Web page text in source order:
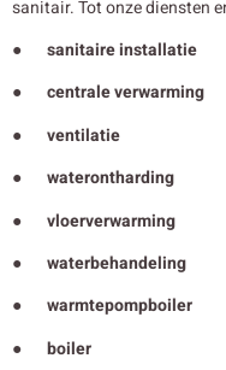
sanitair. Tot onze diensten
● sanitaire installatie
● centrale verwarming
● ventilatie
● waterontharding
● vloerverwarming
● waterbehandeling
● warmtepompboiler
● boiler